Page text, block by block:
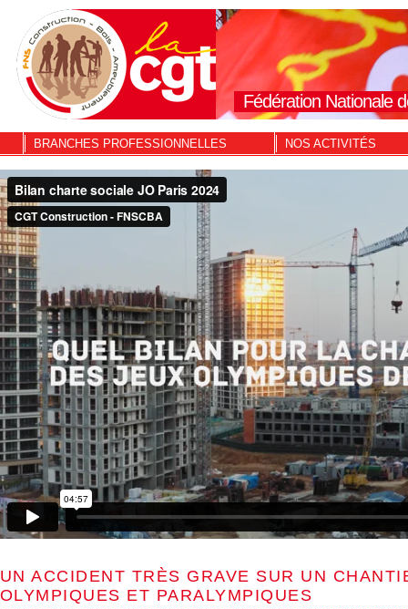
Fédération Nationale
BRANCHES PROFESSIONNELLES NOS ACTIVITÉS
UN ACCIDENT TRÈS GRAVE SUR UN
OLYMPIQUES ET PARALYMPIQUES